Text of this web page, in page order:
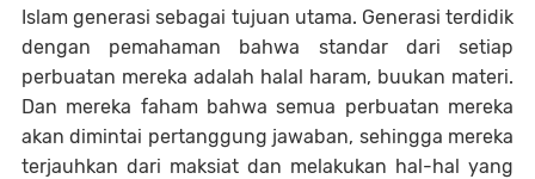
Islam generasi sebagai tujuan utama. Generasi terdidik
dengan pemahaman bahwa standar dari setiap
perbuatan mereka adalah halal haram, buukan materi.
Dan mereka faham bahwa semua perbuatan mereka
akan dimintai pertanggung jawaban, sehingga mereka
terjauhkan dari maksiat dan melakukan hal-hal yang